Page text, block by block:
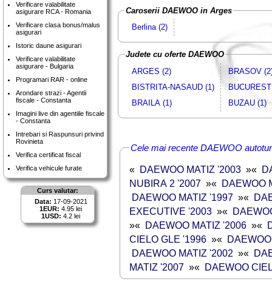
Verificare valabilitate
asigurare RCA - Romania
Verificare clasa bonus/malus
asigurari
Istoric daune asigurari
Verificare valabilitate
asigurare - Bulgaria
Programari RAR - online
Arondare strazi - Agentii
fiscale - Constanta
Imagini live din agentiile fiscale
- Constanta
Intrebari si Raspunsuri privind
Rovinieta
Verifica certificat fiscal
Verifica vehicule furate
Curs valutar:
Data: 17-09-2021
1EUR: 4.95 lei
1USD: 4.2 lei
Caroserii DAEWOO in Arges
Berlina (2)
Judete cu oferte DAEWOO
ARGES (2)
BISTRITA-NASAUD (1)
BRAILA (1)
BRASOV
BUZAU (1)
Cele mai recente DAEWOO
« DAEWOO MATIZ '2003 »«
NUBIRA 2 '2007 »« DAEWOO
DAEWOO MATIZ '1997 »«
EXECUTIVE '2003 »«
»« DAEWOO MATIZ '2006 »«
CIELO GLE '1996 »«
DAEWOO MATIZ '2002 »«
MATIZ '2007 »« DAEWOO